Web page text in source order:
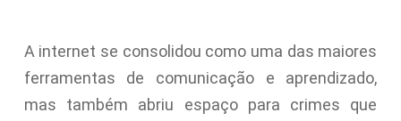
A internet se consolidou como uma das maiores
ferramentas de comunicação e aprendizado,
mas também abriu espaço para crimes que